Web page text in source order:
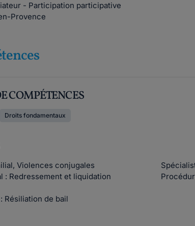
- Participation participative
Provence
COMPÉTENCES
Droits fondamentaux
Violences conjugales
: Redressement et liquidation
Résiliation de bail